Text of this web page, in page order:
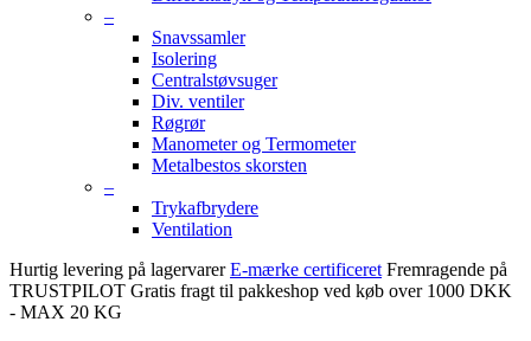
–
Snavssamler
Isolering
Centralstøvsuger
Div. ventiler
Røgrør
Manometer og Termometer
Metalbestos skorsten
–
Trykafbrydere
Ventilation
Hurtig levering på lagervarer E-mærke certificeret Fremragende på
TRUSTPILOT Gratis fragt til pakkeshop ved køb over 1000 DKK
- MAX 20 KG